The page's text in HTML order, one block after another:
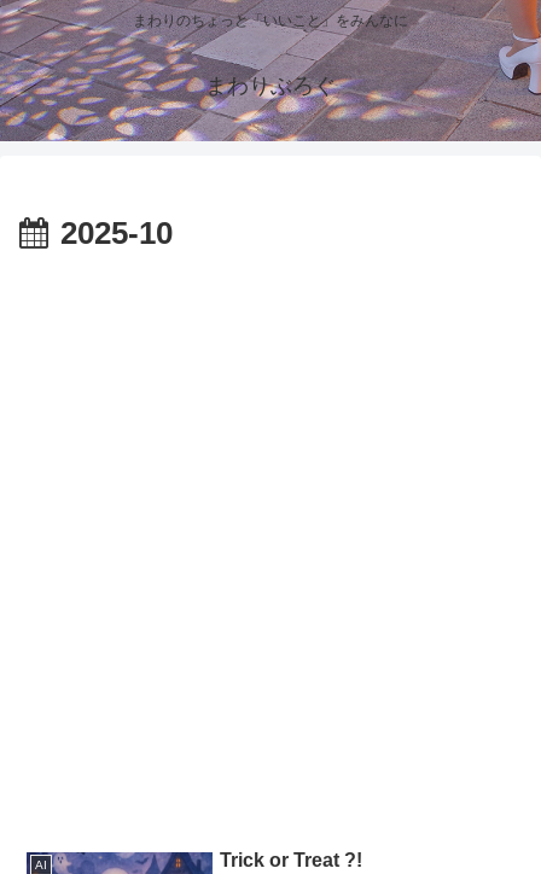
まわりのちょっと「いいこと」をみんなに
まわりぶろぐ
2025-10
AI Trick or Treat ?!